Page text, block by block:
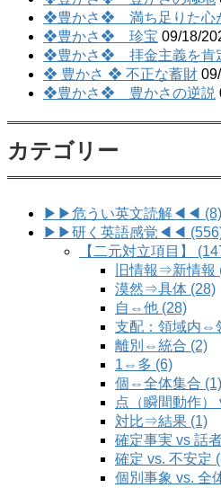
❖豊かさ❖ 満ち足りた心
❖豊かさ❖ 珍宝 09/18/
❖豊かさ❖ 拝金主義を肯
❖ 豊かさ ❖ 不正な蓄財
❖豊かさ❖ 豊かさの逆説
カテゴリー
▶▶危うい英文読解◀◀ (8)
▶▶研く英語感覚◀◀
【二元対立項目】
旧情報⇒新情報
漠然⇒具体 (28)
自⇔他 (28)
支配：領域内⇔
離別⇔統合 (2)
1⇔多 (6)
個⇔全体集合 (1)
点（瞬間動作）
対比⇒結果 (1)
確定事実 vs 話
確定 vs. 不安定
個別事象 vs. 全